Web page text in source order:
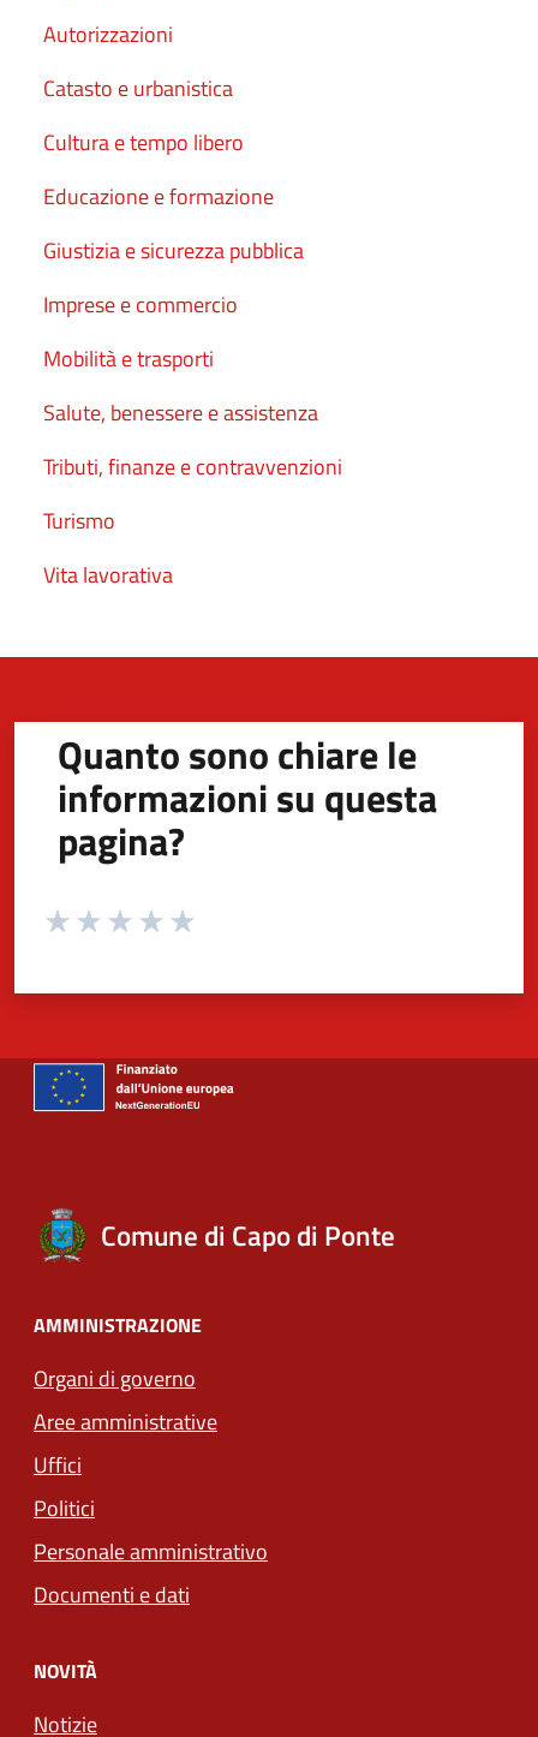
Autorizzazioni
Catasto e urbanistica
Cultura e tempo libero
Educazione e formazione
Giustizia e sicurezza pubblica
Imprese e commercio
Mobilità e trasporti
Salute, benessere e assistenza
Tributi, finanze e contravvenzioni
Turismo
Vita lavorativa
Quanto sono chiare le
informazioni su questa
pagina?
Valuta da 1 a 5 stelle la pagina
Comune di Capo di Ponte
AMMINISTRAZIONE
Organi di governo
Aree amministrative
Uffici
Politici
Personale amministrativo
Documenti e dati
NOVITÀ
Notizie